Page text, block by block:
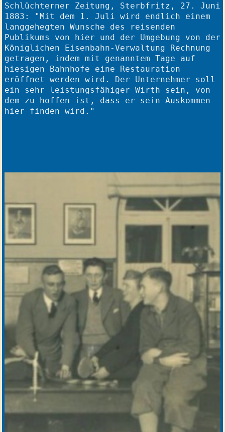
Schlüchterner Zeitung, Sterbfritz, 27. Juni
1883: "Mit dem 1. Juli wird endlich einem
langgehegten Wunsche des reisenden
Publikums von hier und der Umgebung von der
Königlichen Eisenbahn-Verwaltung Rechnung
getragen, indem mit genanntem Tage auf
hiesigen Bahnhofe eine Restauration
eröffnet werden wird. Der Unternehmer soll
ein sehr leistungsfähiger Wirth sein, von
dem zu hoffen ist, dass er sein Auskommen